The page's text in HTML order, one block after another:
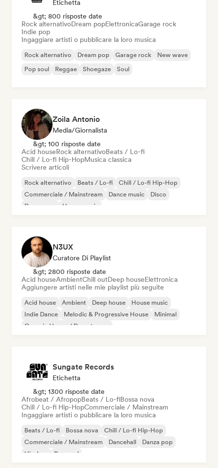
Etichetta
&gt; 800 risposte date
Rock alternativoDream popElettronicaGarage rock
Indie pop
Ingaggiare artisti o pubblicare la loro musica
Rock alternativo Dream pop Garage rock
New wave
Pop soul
Reggae Shoegaze Soul
Zoila Antonio
Media/Giornalista
&gt; 100 risposte date
Acid houseRock alternativoBeats / Lo-fi
Chill / Lo-fi Hip-HopMusica classica
Scrivere articoli
Rock alternativo Beats / Lo-fi
Chill / Lo-fi Hip-Hop
Commerciale / Mainstream
Dance music
Disco
Dream pop
House music
N3UX
Curatore Di Playlist
&gt; 2800 risposte date
Acid houseAmbientChill outDeep houseElettronica
Aggiungere artisti nelle mie playlist più seguite
Acid house Ambient Deep house
House music
Indie Dance
Melodic & Progressive House
Minimal
Organic House / Downtempo
Sungate Records
Etichetta
&gt; 1300 risposte date
Afrobeat / AfropopBeats / Lo-fiBossa nova
Chill / Lo-fi Hip-HopCommerciale / Mainstream
Ingaggiare artisti o pubblicare la loro musica
Beats / Lo-fi Bossa nova
Chill / Lo-fi Hip-Hop
Commerciale / Mainstream
Dancehall
Danza pop
Hip-hop
Pop soul